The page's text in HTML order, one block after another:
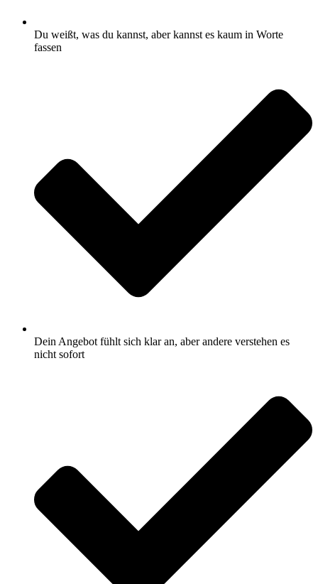
Du weißt, was du kannst, aber kannst es kaum in Worte
fassen
Dein Angebot fühlt sich klar an, aber andere verstehen es
nicht sofort